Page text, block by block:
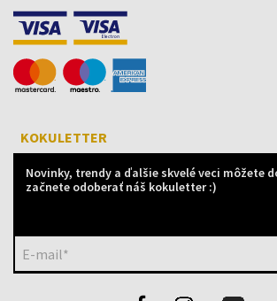
KOKULETTER
Novinky, trendy a ďalšie skvelé veci môžete
začnete odoberať náš kokuletter :)
E-mail*